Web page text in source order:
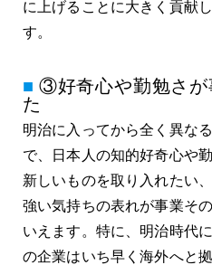
に上げることに大きく貢献
す。
③好奇心や勤勉さが
た
明治に入ってから全く異な
で、日本人の知的好奇心や
新しいものを取り入れたい
強い気持ちの表れが事業そ
いえます。特に、明治時代
の企業はいち早く海外へと